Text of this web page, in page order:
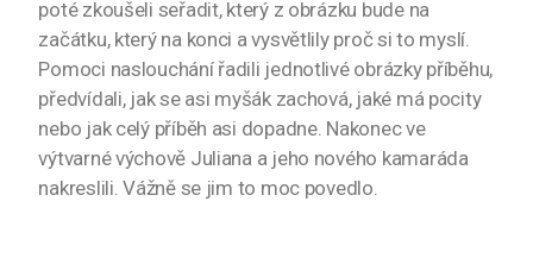
poté zkoušeli seřadit, který z obrázku bude na
začátku, který na konci a vysvětlily proč si to myslí.
Pomoci naslouchání řadili jednotlivé obrázky příběhu,
předvídali, jak se asi myšák zachová, jaké má pocity
nebo jak celý příběh asi dopadne. Nakonec ve
výtvarné výchově Juliana a jeho nového kamaráda
nakreslili. Vážně se jim to moc povedlo.